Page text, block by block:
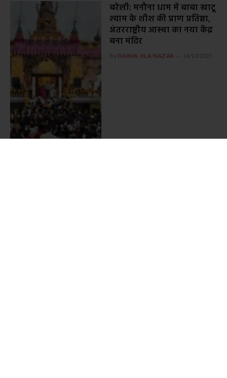
बरेली: मनौना धाम में बाबा खाटू
श्याम के शीश की प्राण प्रतिष्ठा,
अंतरराष्ट्रीय आस्था का नया केंद्र
बना मंदिर
By DAINIK JILA NAZAR 14/10/2025